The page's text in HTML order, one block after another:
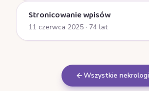
Stronicowanie wpisów
11 czerwca 2025 · 74 lat
Wszystkie nekrologi